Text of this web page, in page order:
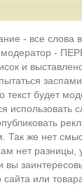
- все слова
-
и
текст будет
использовать
Так же нет
нет
вы
сайта или